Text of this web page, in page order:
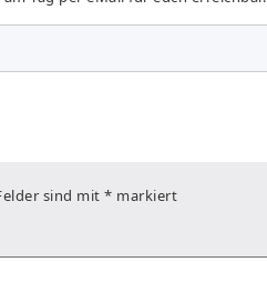
sind mit * markiert